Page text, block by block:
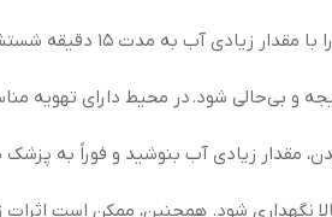
و در صورت ادامه علائم، به پزشک مراجعه کنید.
بی‌حالی شود. در محیط دارای تهویه
زیادی آب بنوشید و فوراً به پزشک
نگهداری شود. همچنین، ممکن است